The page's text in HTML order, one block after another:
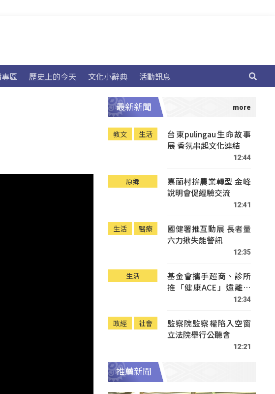
區 歷史上的今天 文化小辭典 活動訊息
最新新聞
教文 生活
台東pulingau生命故事
展 香氛串起文化連結
12:44
原鄉
嘉蘭村拚農業轉型 金峰
說明會促經驗交流
12:41
生活 醫療
國健署推互動展 長者量
六力揪失能警訊
12:35
生活
基金會攜手超商、診所
推「健康ACE」遠離疾
12:34
政經 社會
監察院監察權陷入空窗
立法院舉行公聽會
12:21
推薦新聞